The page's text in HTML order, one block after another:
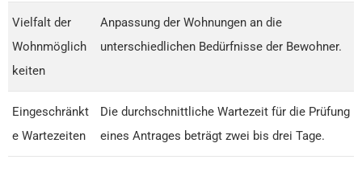
Vielfalt der
Wohnmöglich
keiten
Anpassung der Wohnungen an die
unterschiedlichen Bedürfnisse der Bewohner.
Eingeschränkt
e Wartezeiten
Die durchschnittliche Wartezeit für die Prüfung
eines Antrages beträgt zwei bis drei Tage.